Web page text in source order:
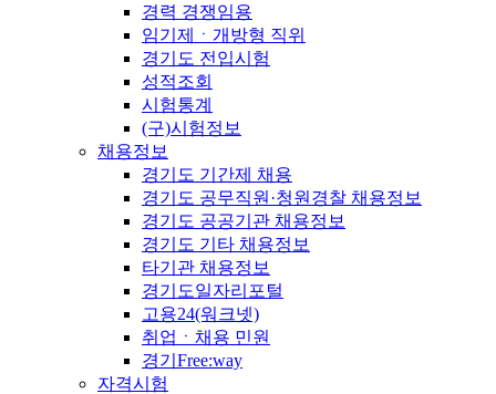
경력 경쟁임용
임기제ㆍ개방형 직위
경기도 전입시험
성적조회
시험통계
(구)시험정보
채용정보
경기도 기간제 채용
경기도 공무직원·청원경찰 채용정보
경기도 공공기관 채용정보
경기도 기타 채용정보
타기관 채용정보
경기도일자리포털
고용24(워크넷)
취업ㆍ채용 민원
경기Free:way
자격시험